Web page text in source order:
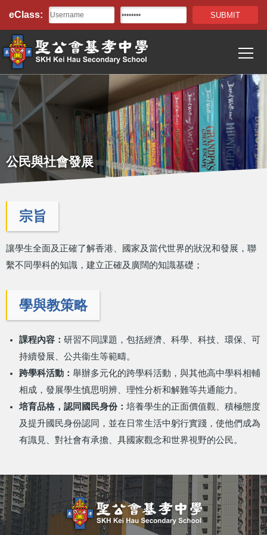
移至主內容
eClass:
navigation
公民與社會發展
宗旨
讓學生全面及正確了解香港、國家及當代世界的狀況和發展，聯
繫不同學科的知識，建立正確及廣闊的知識基礎；
學與教策略
課程內容： 研習不同課題，包括經濟、科學、科技、環保、可
持續發展、公共衞生等範疇。
跨學科活動： 舉辦多元化的跨學科活動，與其他高中學科相輔
相成，發展學生慎思明辨、理性分析和解難等共通能力。
培育品格，認同國民身份： 培養學生的正面價值觀、積極態度
及提升國民身份認同，並在日常生活中躬行實踐，使他們成為
有識見、對社會有承擔、具國家觀念和世界視野的公民。